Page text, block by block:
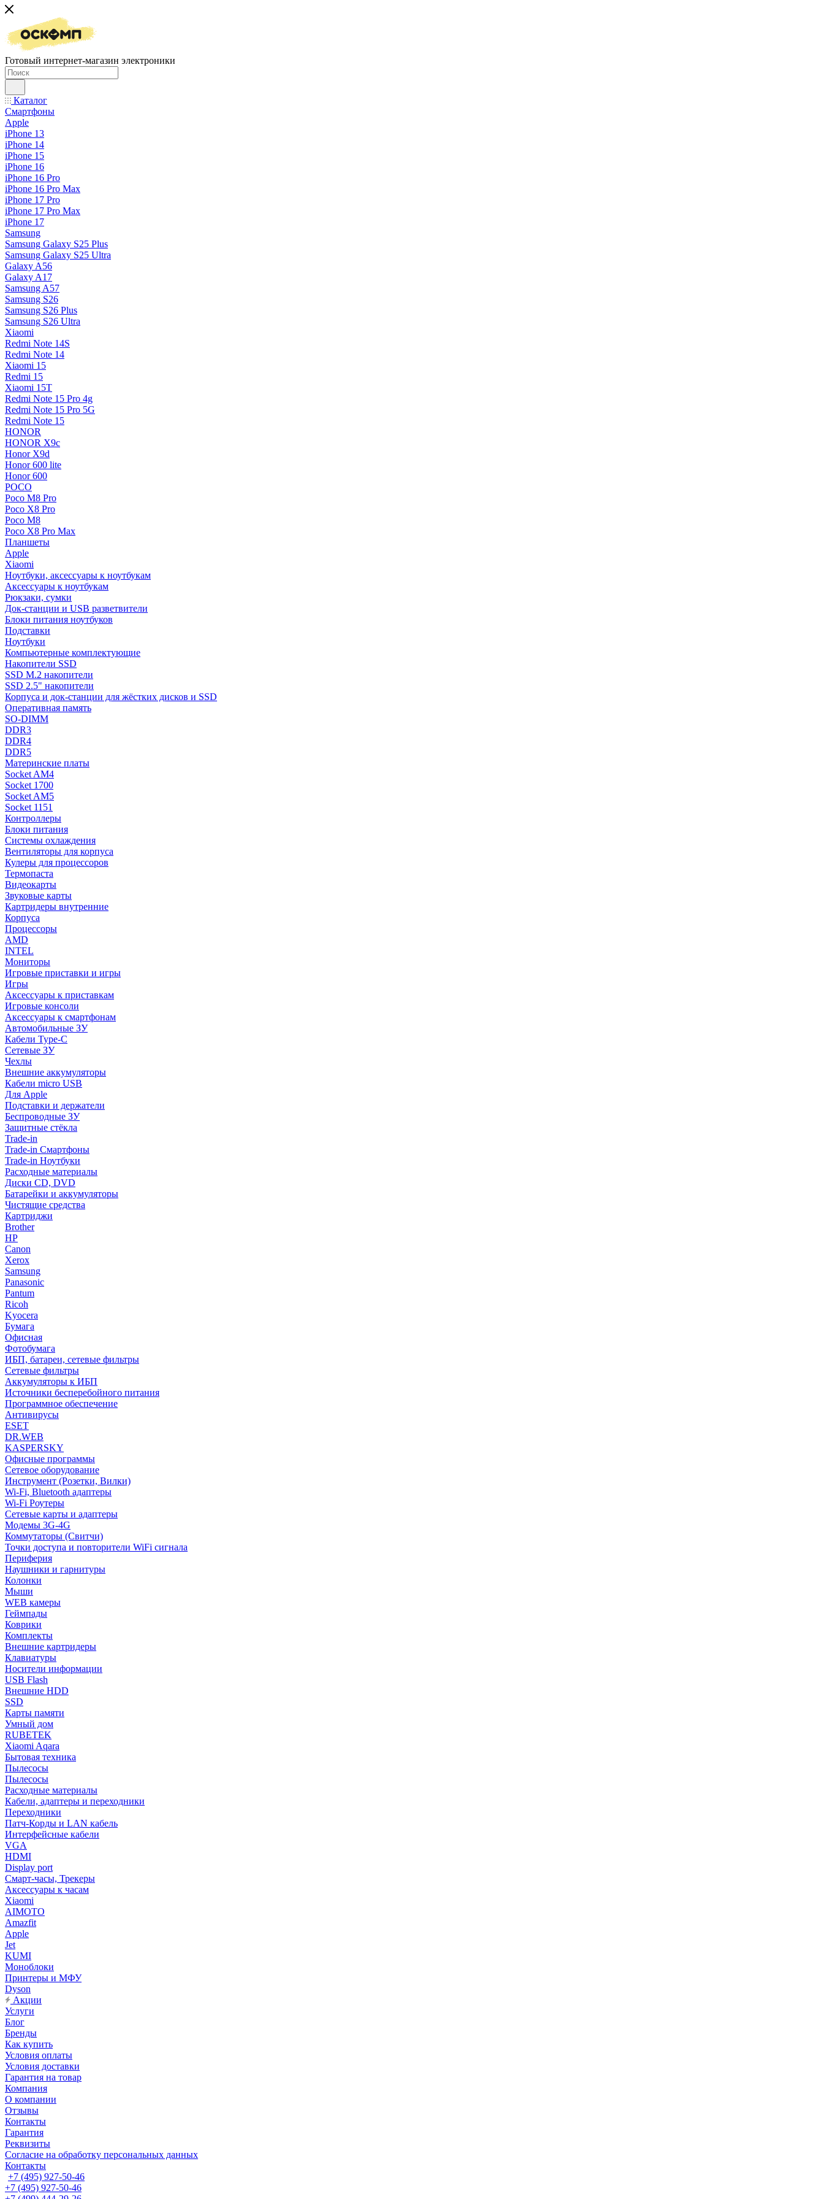
Готовый интернет-магазин электроники
Каталог
Смартфоны
Apple
iPhone 13
iPhone 14
iPhone 15
iPhone 16
iPhone 16 Pro
iPhone 16 Pro Max
iPhone 17 Pro
iPhone 17 Pro Max
iPhone 17
Samsung
Samsung Galaxy S25 Plus
Samsung Galaxy S25 Ultra
Galaxy A56
Galaxy A17
Samsung A57
Samsung S26
Samsung S26 Plus
Samsung S26 Ultra
Xiaomi
Redmi Note 14S
Redmi Note 14
Xiaomi 15
Redmi 15
Xiaomi 15T
Redmi Note 15 Pro 4g
Redmi Note 15 Pro 5G
Redmi Note 15
HONOR
HONOR X9c
Honor X9d
Honor 600 lite
Honor 600
POCO
Poco M8 Pro
Poco X8 Pro
Poco M8
Poco X8 Pro Max
Планшеты
Apple
Xiaomi
Ноутбуки, аксессуары к ноутбукам
Аксессуары к ноутбукам
Рюкзаки, сумки
Док-станции и USB разветвители
Блоки питания ноутбуков
Подставки
Ноутбуки
Компьютерные комплектующие
Накопители SSD
SSD M.2 накопители
SSD 2.5" накопители
Корпуса и док-станции для жёстких дисков и SSD
Оперативная память
SO-DIMM
DDR3
DDR4
DDR5
Материнские платы
Socket AM4
Socket 1700
Socket AM5
Socket 1151
Контроллеры
Блоки питания
Системы охлаждения
Вентиляторы для корпуса
Кулеры для процессоров
Термопаста
Видеокарты
Звуковые карты
Картридеры внутренние
Корпуса
Процессоры
AMD
INTEL
Мониторы
Игровые приставки и игры
Игры
Аксессуары к приставкам
Игровые консоли
Аксессуары к смартфонам
Автомобильные ЗУ
Кабели Type-C
Сетевые ЗУ
Чехлы
Внешние аккумуляторы
Кабели micro USB
Для Apple
Подставки и держатели
Беспроводные ЗУ
Защитные стёкла
Trade-in
Trade-in Смартфоны
Trade-in Ноутбуки
Расходные материалы
Диски CD, DVD
Батарейки и аккумуляторы
Чистящие средства
Картриджи
Brother
HP
Canon
Xerox
Samsung
Panasonic
Pantum
Ricoh
Kyocera
Бумага
Офисная
Фотобумага
ИБП, батареи, сетевые фильтры
Сетевые фильтры
Аккумуляторы к ИБП
Источники бесперебойного питания
Программное обеспечение
Антивирусы
ESET
DR.WEB
KASPERSKY
Офисные программы
Сетевое оборудование
Инструмент (Розетки, Вилки)
Wi-Fi, Bluetooth адаптеры
Wi-Fi Роутеры
Сетевые карты и адаптеры
Модемы 3G-4G
Коммутаторы (Свитчи)
Точки доступа и повторители WiFi сигнала
Периферия
Наушники и гарнитуры
Колонки
Мыши
WEB камеры
Геймпады
Коврики
Комплекты
Внешние картридеры
Клавиатуры
Носители информации
USB Flash
Внешние HDD
SSD
Карты памяти
Умный дом
RUBETEK
Xiaomi Aqara
Бытовая техника
Пылесосы
Пылесосы
Расходные материалы
Кабели, адаптеры и переходники
Переходники
Патч-Корды и LAN кабель
Интерфейсные кабели
VGA
HDMI
Display port
Смарт-часы, Трекеры
Аксессуары к часам
Xiaomi
AIMOTO
Amazfit
Apple
Jet
KUMI
Моноблоки
Принтеры и МФУ
Dyson
Акции
Услуги
Блог
Бренды
Как купить
Условия оплаты
Условия доставки
Гарантия на товар
Компания
О компании
Отзывы
Контакты
Гарантия
Реквизиты
Согласие на обработку персональных данных
Контакты
+7 (495) 927-50-46
+7 (495) 927-50-46